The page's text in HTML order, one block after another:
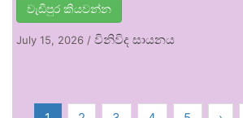
වැඩිපුර කියවන්න
July 15, 2026 / විනිවිද සායනය